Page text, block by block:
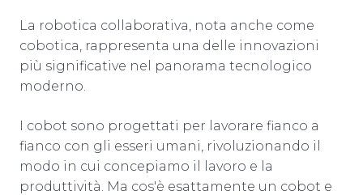
La robotica collaborativa, nota anche come
cobotica, rappresenta una delle innovazioni
più significative nel panorama tecnologico
moderno.
I cobot sono progettati per lavorare fianco a
fianco con gli esseri umani, rivoluzionando il
modo in cui concepiamo il lavoro e la
produttività. Ma cos'è esattamente un cobot e